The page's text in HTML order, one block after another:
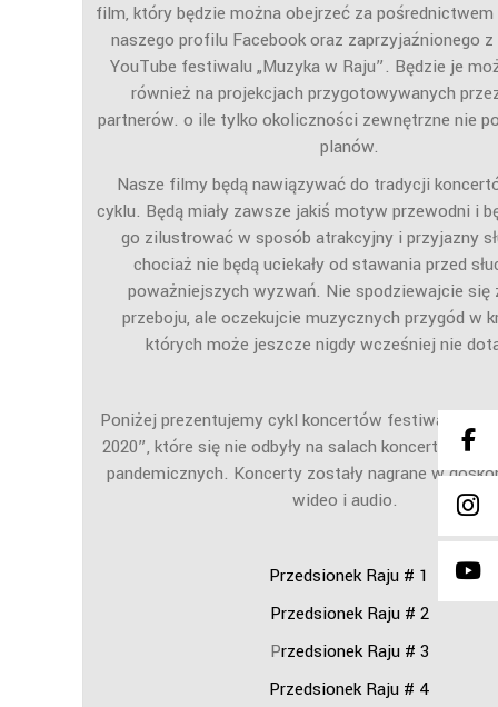
film, który będzie można obejrzeć za
naszego profilu Facebook oraz zaprzyjaźnionego z
YouTube festiwalu „Muzyka w Raju”. Będzie je
również na projekcjach przygotowywanych
partnerów. o ile tylko okoliczności zewnętrzne nie
planów.
Nasze filmy będą nawiązywać do tradycji
cyklu. Będą miały zawsze jakiś motyw przewodni i
go zilustrować w sposób atrakcyjny i przyjazny
chociaż nie będą uciekały od stawania przed
poważniejszych wyzwań. Nie spodziewajcie
przeboju, ale oczekujcie muzycznych przygód w
których może jeszcze nigdy wcześniej nie
Poniżej prezentujemy cykl koncertów festiwalu
2020”, które się nie odbyły na salach
pandemicznych. Koncerty zostały nagrane w
wideo i audio.
Przedsionek Raju # 1
Przedsionek Raju # 2
Przedsionek Raju # 3
Przedsionek Raju # 4